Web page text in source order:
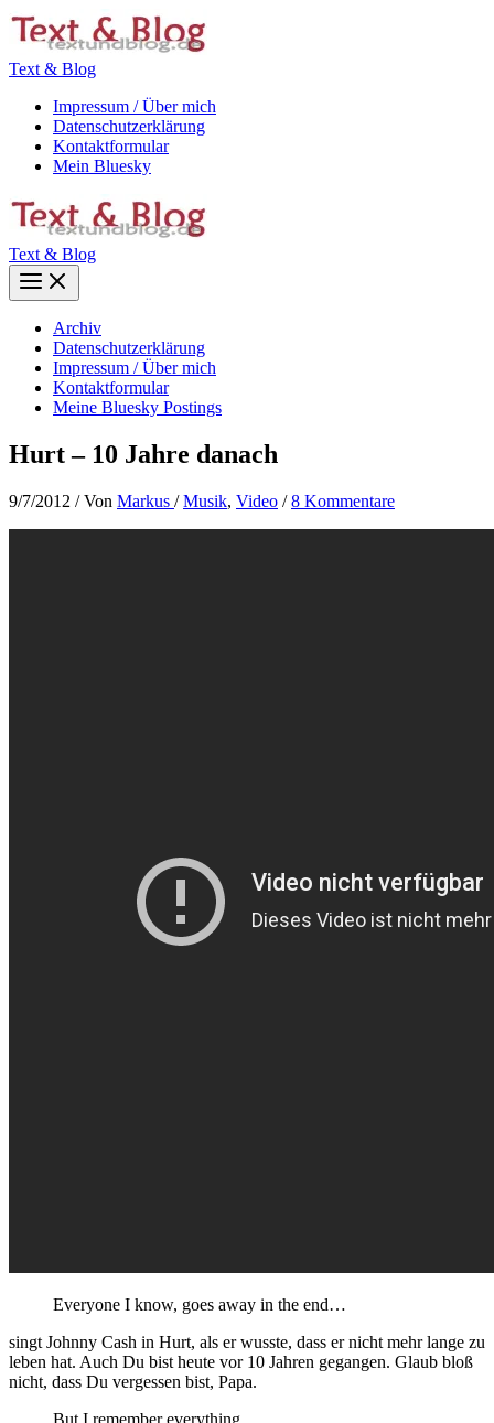
Zum
Inhalt
Text & Blog
Impressum / Über mich
Datenschutzerklärung
Kontaktformular
Mein Bluesky
Text & Blog
Main
Menu
Archiv
Datenschutzerklärung
Impressum / Über mich
Kontaktformular
Meine Bluesky Postings
Hurt – 10 Jahre danach
9/7/2012 / Von Markus /Musik, Video /8 Kommentare
Everyone I know, goes away in the end…
singt Johnny Cash in Hurt, als er wusste, dass er nicht mehr lange zu
leben hat. Auch Du bist heute vor 10 Jahren gegangen. Glaub bloß
nicht, dass Du vergessen bist, Papa.
But I remember everything…